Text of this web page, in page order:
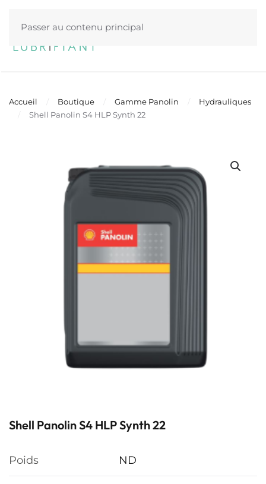
Passer au contenu principal
Accueil Boutique Gamme Panolin
Hydrauliques
Shell Panolin S4 HLP Synth 22
Shell Panolin S4 HLP Synth 22
Poids ND